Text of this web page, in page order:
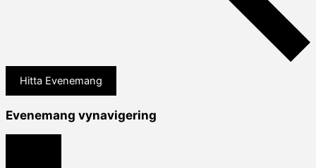
Hitta Evenemang
Evenemang vynavigering